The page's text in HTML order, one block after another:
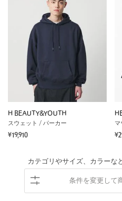
H BEAUTY&YOUTH
スウェット / パーカー
¥19,910
カテゴリやサイズ、カラーな
条件を変更して